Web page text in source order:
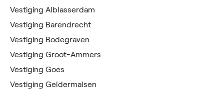
Vestiging Alblasserdam
Vestiging Barendrecht
Vestiging Bodegraven
Vestiging Groot-Ammers
Vestiging Goes
Vestiging Geldermalsen